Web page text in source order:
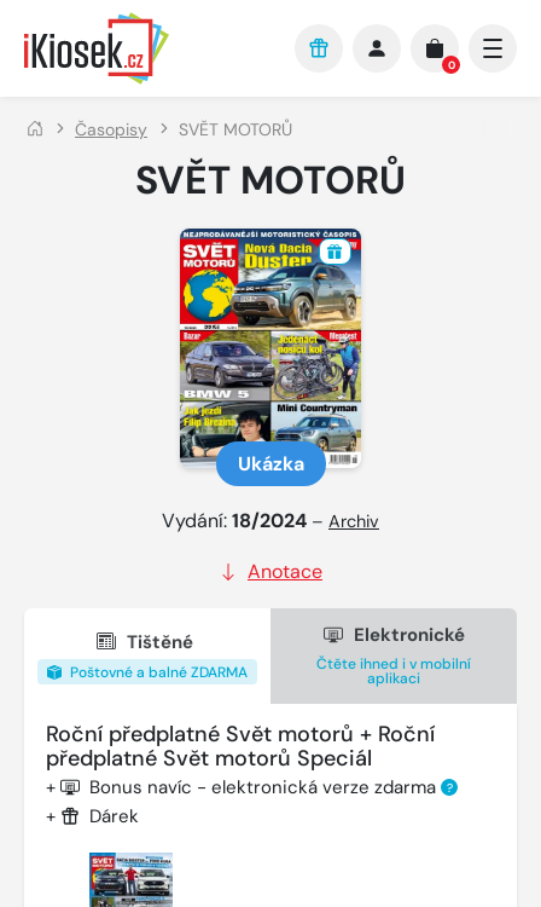
Přejít na hlavní obsah
0
Časopisy SVĚT MOTORŮ
SVĚT MOTORŮ
Ukázka
Vydání:18/2024 – Archiv
Anotace
Tištěné
Poštovné a balné ZDARMA
Elektronické
Čtěte ihned i v mobilní
aplikaci
Roční předplatné Svět motorů + Roční
předplatné Svět motorů Speciál
+ Bonus navíc - elektronická verze zdarma ?
+ Dárek